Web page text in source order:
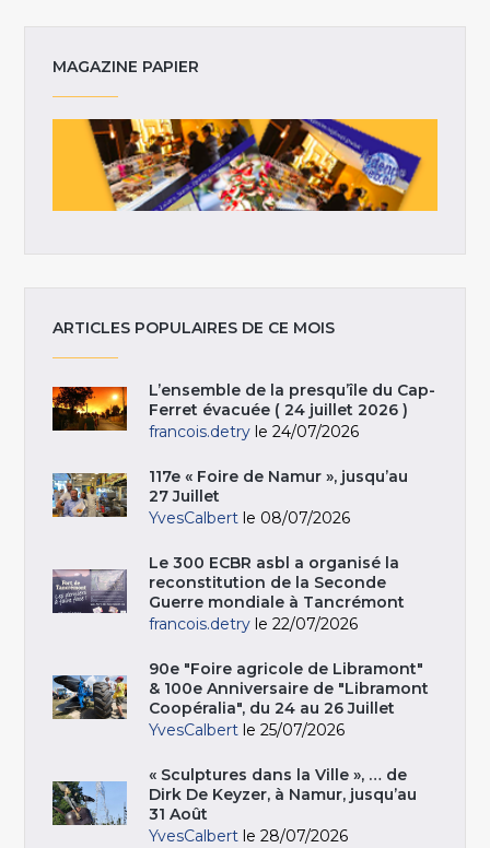
MAGAZINE PAPIER
ARTICLES POPULAIRES DE CE MOIS
L’ensemble de la presqu’île du Cap-
Ferret évacuée ( 24 juillet 2026 )
francois.detry le 24/07/2026
117e « Foire de Namur », jusqu’au
27 Juillet
YvesCalbert le 08/07/2026
Le 300 ECBR asbl a organisé la
reconstitution de la Seconde
Guerre mondiale à Tancrémont
francois.detry le 22/07/2026
90e "Foire agricole de Libramont"
& 100e Anniversaire de "Libramont
Coopéralia", du 24 au 26 Juillet
YvesCalbert le 25/07/2026
« Sculptures dans la Ville », … de
Dirk De Keyzer, à Namur, jusqu’au
31 Août
YvesCalbert le 28/07/2026